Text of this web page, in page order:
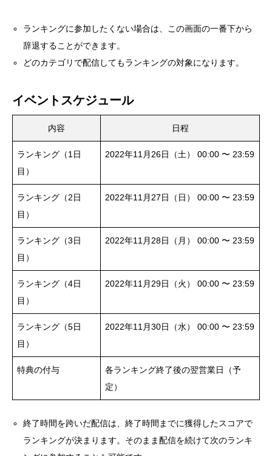
ランキングに参加したくない場合は、この画面の一番下から
辞退することができます。
どのカテゴリで配信してもランキングの対象になります。
イベントスケジュール
内容 日程
ランキング（1日
目）
2022年11月26日（土） 00:00 〜 23:59
ランキング（2日
目）
2022年11月27日（日） 00:00 〜 23:59
ランキング（3日
目）
2022年11月28日（月） 00:00 〜 23:59
ランキング（4日
目）
2022年11月29日（火） 00:00 〜 23:59
ランキング（5日
目）
2022年11月30日（水） 00:00 〜 23:59
特典の付与
各ランキング終了後の翌営業日（予
定）
終了時間を跨いだ配信は、終了時間までに獲得したスコアで
ランキングが決まります。そのまま配信を続けて次のランキ